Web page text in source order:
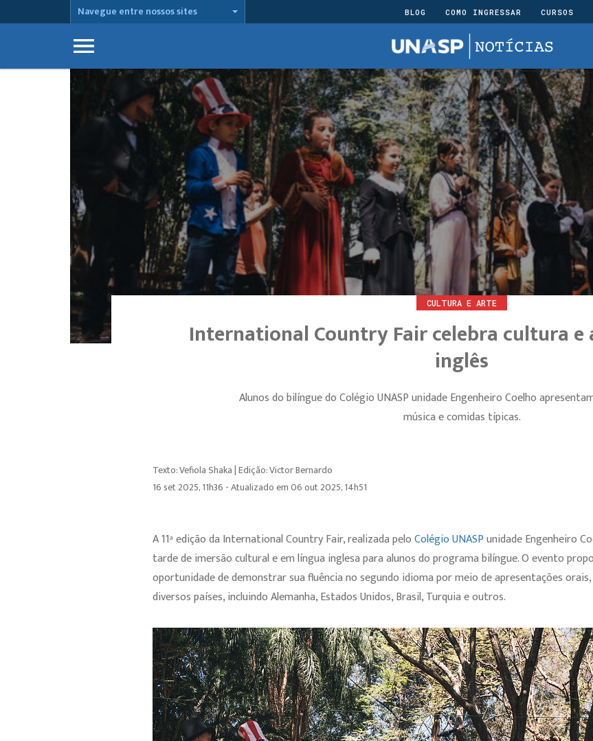
Navegue entre nossos sites BLOG COMO INGRESSAR CURSOS
CULTURA E ARTE
International Country Fair celebra cultura e
inglês
Alunos do bilíngue do Colégio UNASP unidade Engenheiro Coelho
música e comidas típicas.
Texto: Vefiola Shaka | Edição: Victor Bernardo
16 set 2025, 11h36 - Atualizado em 06 out 2025, 14h51
A 11ª edição da International Country Fair, realizada peloColégio UNASPunidade Engenheiro
tarde de imersão cultural e em língua inglesa para alunos do programa bilíngue. O evento
oportunidade de demonstrar sua fluência no segundo idioma por meio de apresentações
diversos países, incluindo Alemanha, Estados Unidos, Brasil, Turquia e outros.